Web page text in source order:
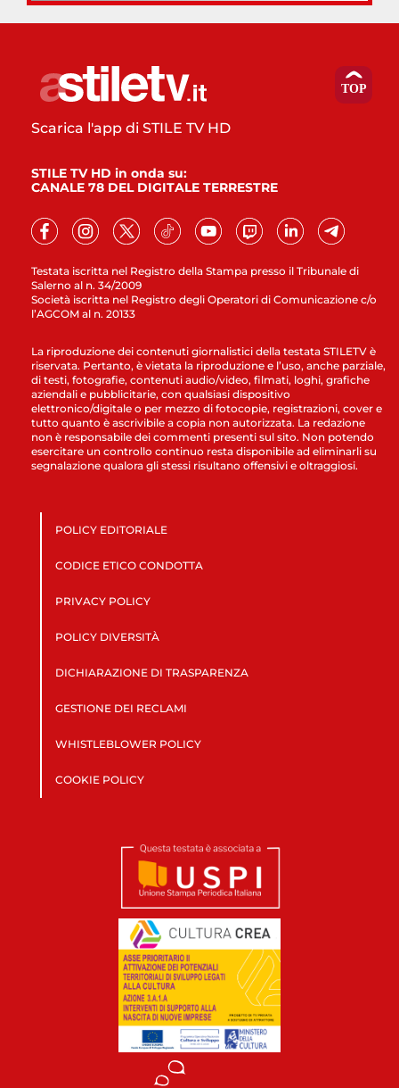
Testata iscritta nel Registro della Stampa presso il Tribunale di
Salerno al n. 34/2009
Società iscritta nel Registro degli Operatori di Comunicazione c/o
l’AGCOM al n. 20133
Scarica l'app di STILE TV HD
STILE TV HD in onda su:
CANALE 78 DEL DIGITALE TERRESTRE
La riproduzione dei contenuti giornalistici della testata STILETV è
riservata. Pertanto, è vietata la riproduzione e l’uso, anche parziale,
di testi, fotografie, contenuti audio/video, filmati, loghi, grafiche
aziendali e pubblicitarie, con qualsiasi dispositivo
elettronico/digitale o per mezzo di fotocopie, registrazioni, cover e
tutto quanto è ascrivibile a copia non autorizzata. La redazione
non è responsabile dei commenti presenti sul sito. Non potendo
esercitare un controllo continuo resta disponibile ad eliminarli su
segnalazione qualora gli stessi risultano offensivi e oltraggiosi.
POLICY EDITORIALE
CODICE ETICO CONDOTTA
PRIVACY POLICY
POLICY DIVERSITÀ
DICHIARAZIONE DI TRASPARENZA
GESTIONE DEI RECLAMI
WHISTLEBLOWER POLICY
COOKIE POLICY